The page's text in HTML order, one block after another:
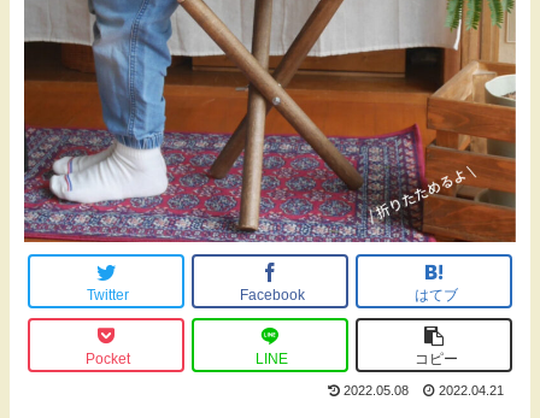
Twitter Facebook はてブ
Pocket LINE コピー
2022.05.08 2022.04.21